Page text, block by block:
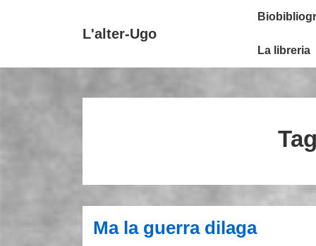
contenuto
L'alter-Ugo
Menu
La libreria
Ma la guerra dilaga